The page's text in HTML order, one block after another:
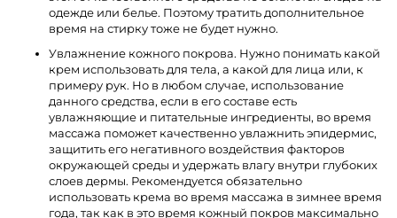
одежде или белье. Поэтому тратить дополнительное
время на стирку тоже не будет нужно.
Увлажнение кожного покрова. Нужно понимать какой
крем использовать для тела, а какой для лица или, к
примеру рук. Но в любом случае, использование
данного средства, если в его составе есть
увлажняющие и питательные ингредиенты, во время
массажа поможет качественно увлажнить эпидермис,
защитить его негативного воздействия факторов
окружающей среды и удержать влагу внутри глубоких
слоев дермы. Рекомендуется обязательно
использовать крема во время массажа в зимнее время
года, так как в это время кожный покров максимально